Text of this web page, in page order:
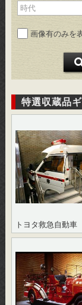
時代
画像有のみを
特選収蔵品
トヨタ救急自動車